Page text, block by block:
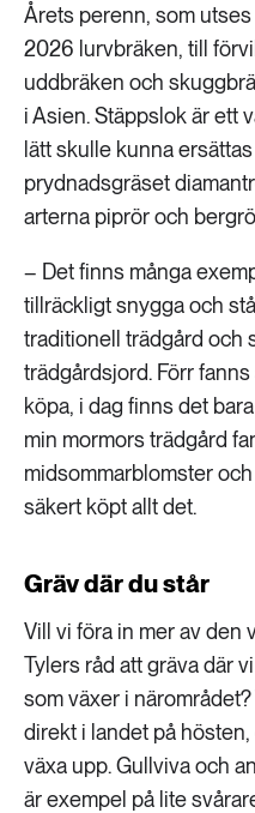
Årets perenn, som
2026 lurvbräken, till
uddbräken och
i Asien. Stäppslok är ett
lätt skulle kunna
prydnadsgräset
arterna piprör och
– Det finns många
tillräckligt snygga och
traditionell trädgård och
trädgårdsjord. Förr
köpa, i dag finns det
min mormors trädgård
midsommarblomster
säkert köpt allt det.
Gräv där du står
Vill vi föra in mer av den
Tylers råd att gräva där
som växer i
direkt i landet på
växa upp. Gullviva och
är exempel på lite